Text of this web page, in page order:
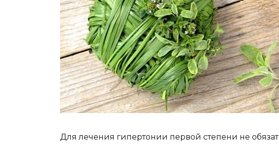
Для лечения гипертонии первой степени не